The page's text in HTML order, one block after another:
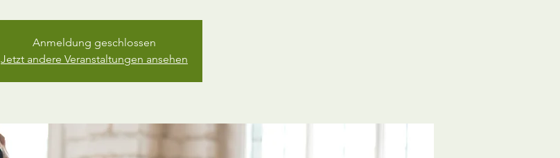
Anmeldung geschlossen
Jetzt andere Veranstaltungen ansehen